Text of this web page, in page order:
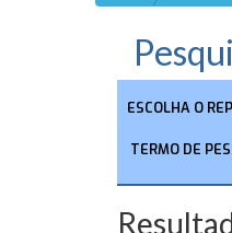
ESCOLHA O
TERMO DE